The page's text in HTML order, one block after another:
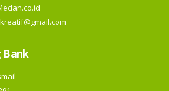
Bank